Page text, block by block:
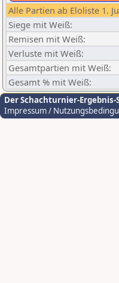
Alle Partien ab Eloliste 1.
Siege mit Weiß:
Remisen mit Weiß:
Verluste mit Weiß:
Gesamtpartien mit Weiß:
Gesamt % mit Weiß:
Der Schachturnier-Ergebnis-
Impressum /